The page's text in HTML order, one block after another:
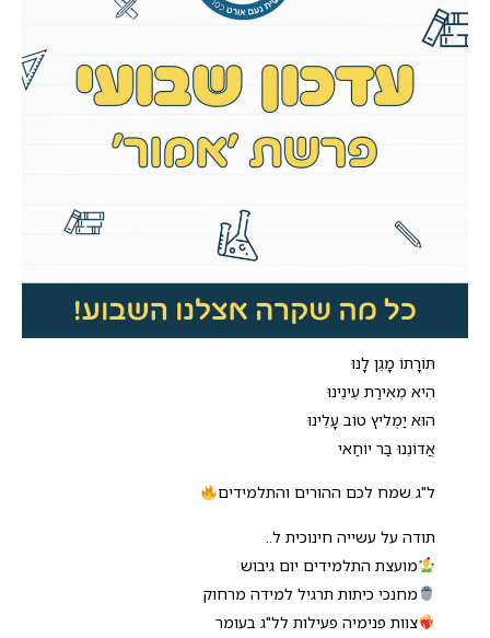
תּוֹרָתוֹ מָגֵן לָנוּ
הִיא מְאִירַת עֵינֵינוּ
הוּא יַמְלִיץ טוֹב עָלֵינוּ
אֲדוֹנֵנוּ בַּר יוֹחַאי
ל"ג שמח לכם ההורים והתלמידים
תודה על עשייה חינוכית ל..
מועצת התלמידים יום גיבוש
מחנכי כיתות תרגיל למידה מרחוק
צוות פנימיה פעילות לל"ג בעומר